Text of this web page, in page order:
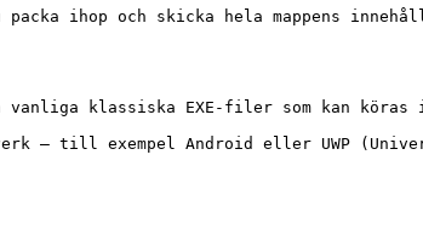
ihop och skicka hela mappens
klassiska EXE-filer som kan köras i
till exempel Android eller UWP